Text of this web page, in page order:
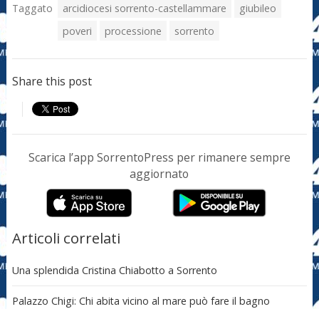
Taggato arcidiocesi sorrento-castellammare
giubileo
poveri
processione sorrento
Share this post
Scarica l’app SorrentoPress per rimanere sempre
aggiornato
Articoli correlati
Una splendida Cristina Chiabotto a Sorrento
Palazzo Chigi: Chi abita vicino al mare può fare il bagno